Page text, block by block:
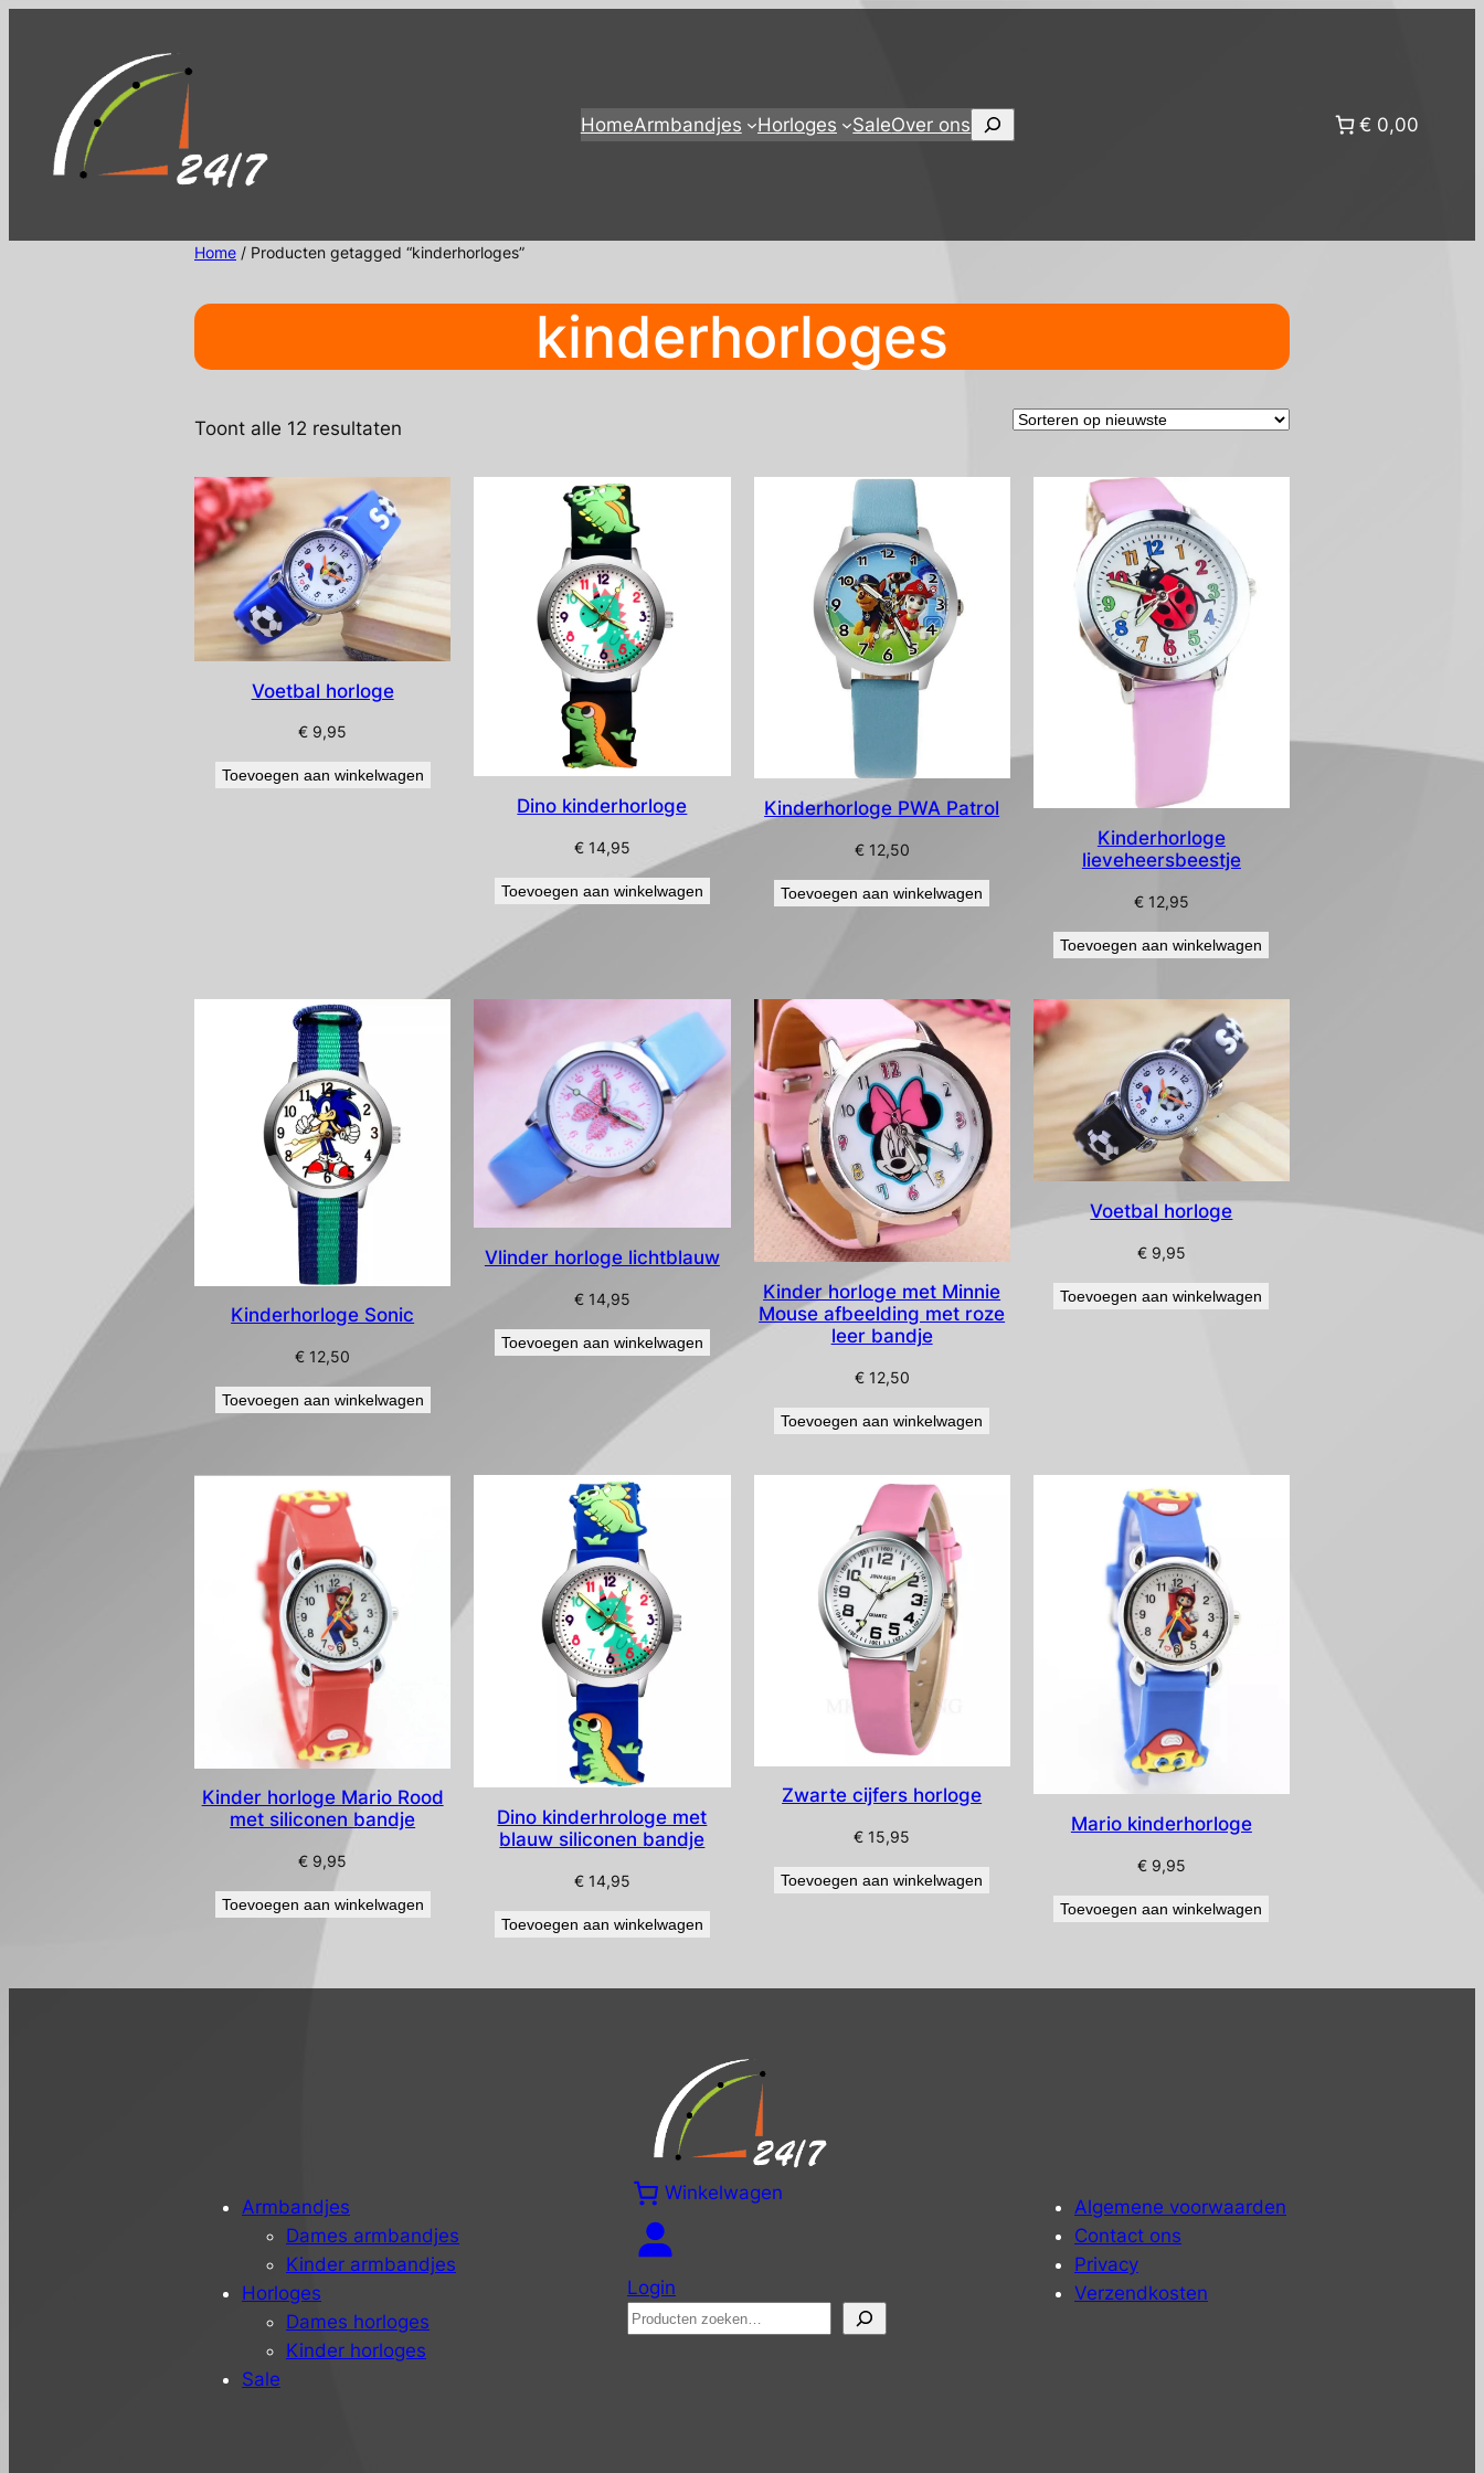
HomeArmbandjes Horloges SaleOver ons Zoeken € 0,00
Home / Producten getagged “kinderhorloges”
kinderhorloges
Toont alle 12 resultaten
Voetbal horloge
€ 9,95
Toevoegen aan winkelwagen
Dino kinderhorloge
€14,95
Toevoegen aan winkelwagen
Kinderhorloge PWA Patrol
€12,50
Toevoegen aan winkelwagen
Kinderhorloge
lieveheersbeestje
€12,95
Toevoegen aan winkelwagen
Kinderhorloge Sonic
€ 12,50
Toevoegen aan winkelwagen
Vlinder horloge lichtblauw
€14,95
Toevoegen aan winkelwagen
Kinder horloge met Minnie
Mouse afbeelding met roze
leer bandje
€12,50
Toevoegen aan winkelwagen
Voetbal horloge
€9,95
Toevoegen aan winkelwagen
Kinder horloge Mario Rood
met siliconen bandje
€ 9,95
Toevoegen aan winkelwagen
Dino kinderhrologe met
blauw siliconen bandje
€14,95
Toevoegen aan winkelwagen
Zwarte cijfers horloge
€ 15,95
Toevoegen aan winkelwagen
Mario kinderhorloge
€9,95
Toevoegen aan winkelwagen
Armbandjes
Dames armbandjes
Kinder armbandjes
Horloges
Dames horloges
Kinder horloges
Sale
Winkelwagen
Login
Zoeken
Algemene voorwaarden
Contact ons
Privacy
Verzendkosten